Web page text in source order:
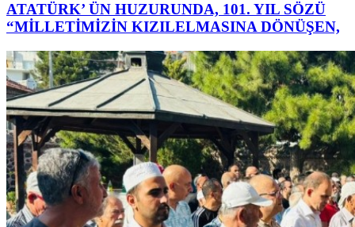
ATATÜRK’ ÜN HUZURUNDA, 101. YIL SÖZÜ
“MİLLETİMİZİN KIZILELMASINA DÖNÜŞEN,